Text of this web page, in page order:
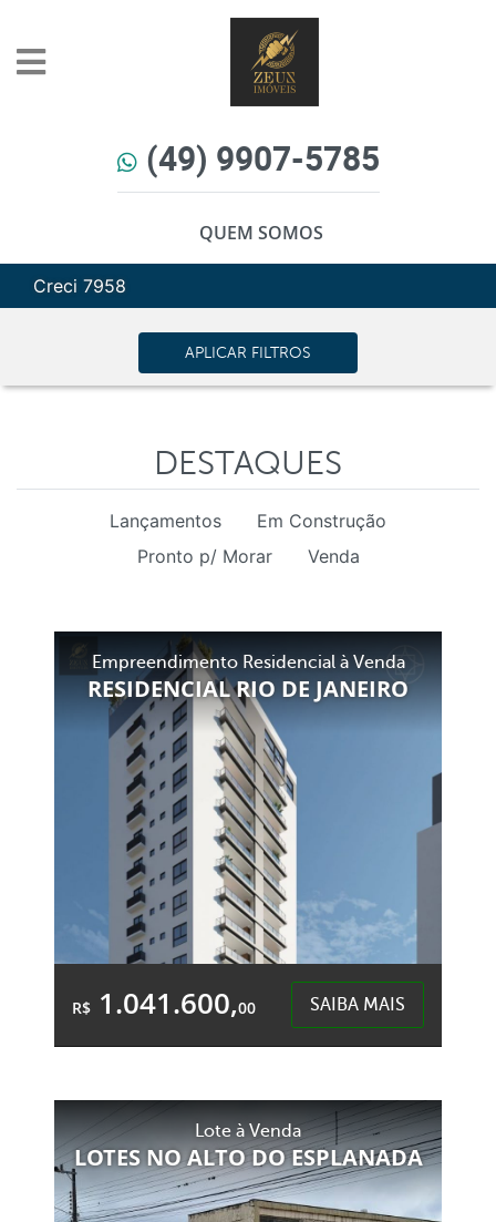
(49) 9907-5785
QUEM SOMOS
Creci 7958
APLICAR FILTROS
DESTAQUES
Lançamentos
Em Construção
Pronto p/ Morar
Venda
Empreendimento Residencial à Venda
RESIDENCIAL RIO DE JANEIRO
R$ 1.041.600,00 SAIBA MAIS
Área Total:
210,00m²
Área Privativa:
123,00m²
Presidente Médici - Chapecó
Lote à Venda
LOTES NO ALTO DO ESPLANADA